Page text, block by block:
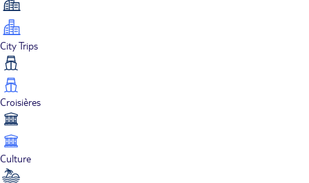
City Trips
Croisières
Culture